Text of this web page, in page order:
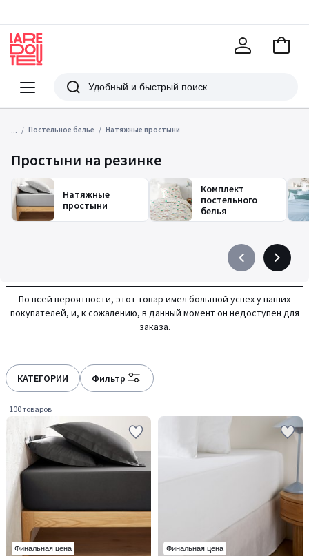
Меню
Redoute
Поиск
В
... Постельное белье Натяжные простыни
Простыни на резинке
Натяжные
простыни
Комплект
постельного
белья
Précédent
à
gauche
Suivant
à
droite
По всей вероятности, этот товар имел большой успех у наших
покупателей, и, к сожалению, в данный момент он недоступен для
заказа.
КАТЕГОРИИ Фильтр
100 товаров
Финальная цена Финальная цена